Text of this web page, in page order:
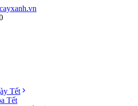
Tết
Tết